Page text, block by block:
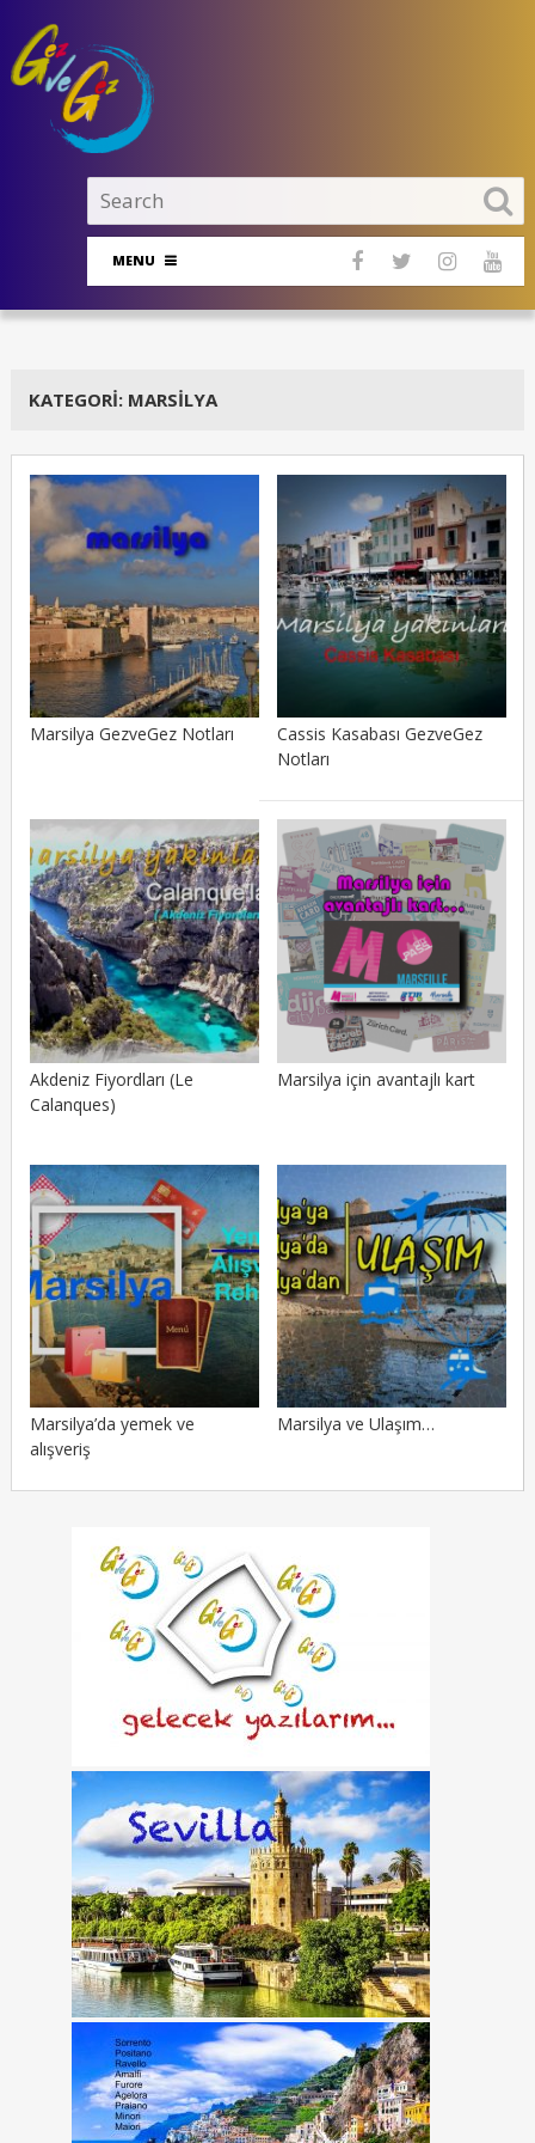
MENU
KATEGORI: MARSILYA
Marsilya GezveGez Notları
Cassis Kasabası GezveGez
Notları
Akdeniz Fiyordları (Le
Calanques)
Marsilya için avantajlı kart
Marsilya’da yemek ve
alışveriş
Marsilya ve Ulaşım…